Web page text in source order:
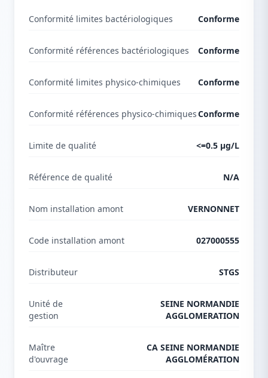
Conformité limites bactériologiques Conforme
Conformité références bactériologiques Conforme
Conformité limites physico-chimiques Conforme
Conformité références physico-chimiquesConforme
Limite de qualité <=0.5 µg/L
Référence de qualité N/A
Nom installation amont VERNONNET
Code installation amont 027000555
Distributeur STGS
Unité de
gestion
SEINE NORMANDIE
AGGLOMERATION
Maître
d'ouvrage
CA SEINE NORMANDIE
AGGLOMÉRATION